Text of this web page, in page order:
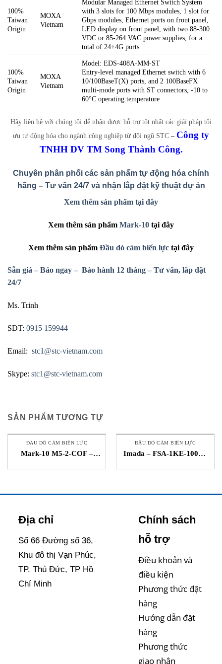
100%
Taiwan
Origin
MOXA
Vietnam
Modular Managed Ethernet Switch System
with 3 slots for 100 Mbps modules, 1 slot for
Gbps modules, Ethernet ports on front panel,
LED display on front panel, with two 88-300
VDC or 85-264 VAC power supplies, for a
total of 24+4G ports
100%
Taiwan
Origin
MOXA
Vietnam
Model: EDS-408A-MM-ST
Entry-level managed Ethernet switch with 6
10/100BaseT(X) ports, and 2 100BaseFX
multi-mode ports with ST connectors, -10 to
60°C operating temperature
Hãy liên hệ với chúng tôi để nhận được hỗ trợ tốt nhất các giải pháp tối
ưu tự động hóa cho ngành công nghiệp từ đội ngũ STC – Công ty
TNHH DV TM Song Thành Công.
Chuyên phân phối các sản phẩm tự động hóa chính
hãng – Tư vấn 24/7 và nhận lắp đặt kỹ thuật dự án
Xem thêm sản phẩm tại đây
Xem thêm sản phẩm Mark-10 tại đây
Xem thêm sản phẩm Đầu dò cảm biến lực tại đây
Sẵn giá – Báo ngay – Bảo hành 12 tháng – Tư vấn, lắp đặt
24/7
Ms. Trinh
SĐT: 0915 159944
Email: stc1@stc-vietnam.com
Skype: stc1@stc-vietnam.com
SẢN PHẨM TƯƠNG TỰ
ĐẦU DÒ CẢM BIẾN LỰC
Mark-10 M5-2-COF –
ĐẦU DÒ CẢM BIẾN LỰC
Imada – FSA-1KE-1000N
Địa chỉ
Số 66 Đường số 36,
Khu đô thị Vạn Phúc,
TP. Thủ Đức, TP Hồ
Chí Minh
Chính sách
hỗ trợ
Điều khoản và
điều kiện
Phương thức đặt
hàng
Hướng dẫn đặt
hàng
Phương thức
giao nhận